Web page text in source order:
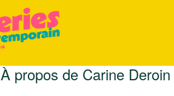
À propos de Carine Deroin